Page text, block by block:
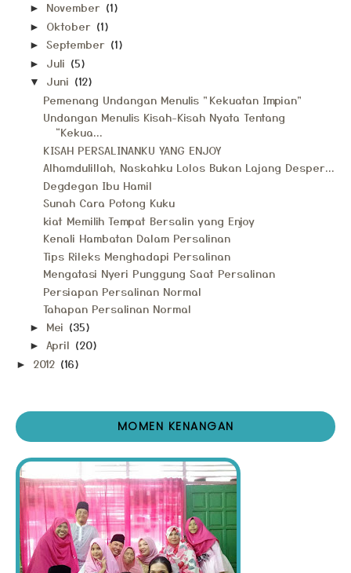
► November (1)
► Oktober (1)
► September (1)
► Juli (5)
▼ Juni (12)
Pemenang Undangan Menulis "Kekuatan Impian"
Undangan Menulis Kisah-Kisah Nyata Tentang
“Kekua...
KISAH PERSALINANKU YANG ENJOY
Alhamdulillah, Naskahku Lolos Bukan Lajang Desper...
Degdegan Ibu Hamil
Sunah Cara Potong Kuku
kiat Memilih Tempat Bersalin yang Enjoy
Kenali Hambatan Dalam Persalinan
Tips Rileks Menghadapi Persalinan
Mengatasi Nyeri Punggung Saat Persalinan
Persiapan Persalinan Normal
Tahapan Persalinan Normal
► Mei (35)
► April (20)
► 2012 (16)
MOMEN KENANGAN